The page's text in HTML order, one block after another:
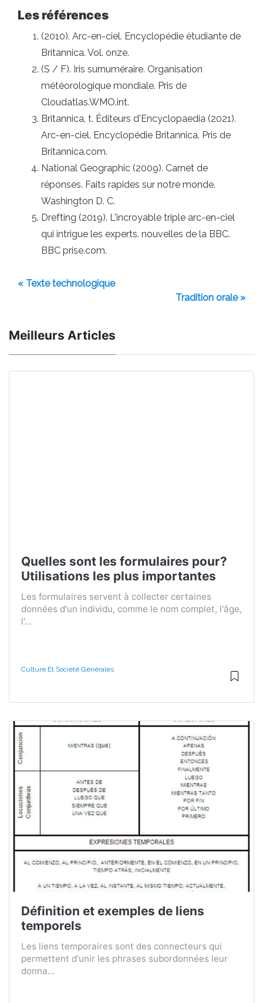
Les références
(2010). Arc-en-ciel. Encyclopédie étudiante de
Britannica. Vol. onze.
(S / F). Iris surnuméraire. Organisation
météorologique mondiale. Pris de
Cloudatlas.WMO.int.
Britannica, t. Éditeurs d'Encyclopaedia (2021).
Arc-en-ciel. Encyclopédie Britannica. Pris de
Britannica.com.
National Geographic (2009). Carnet de
réponses. Faits rapides sur notre monde.
Washington D. C.
Drefting (2019). L'incroyable triple arc-en-ciel
qui intrigue les experts. nouvelles de la BBC.
BBC prise.com.
« Texte technologique
Tradition orale »
Meilleurs Articles
Quelles sont les formulaires pour?
Utilisations les plus importantes
Les formulaires servent à collecter certaines
données d'un individu, comme le nom complet, l'âge,
l'...
Culture Et Société Générales
Définition et exemples de liens
temporels
Les liens temporaires sont des connecteurs qui
permettent d'unir les phrases subordonnées leur
donna...